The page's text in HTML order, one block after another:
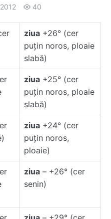
40
ziua +26° (cer
puţin noros, ploaie
slabă)
ziua +25° (cer
puţin noros, ploaie
slabă)
ziua +24° (cer
puţin noros,
ploaie)
ziua – +26° (cer
senin)